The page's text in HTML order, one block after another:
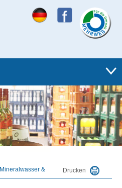
Mineralwasser &
Drucken